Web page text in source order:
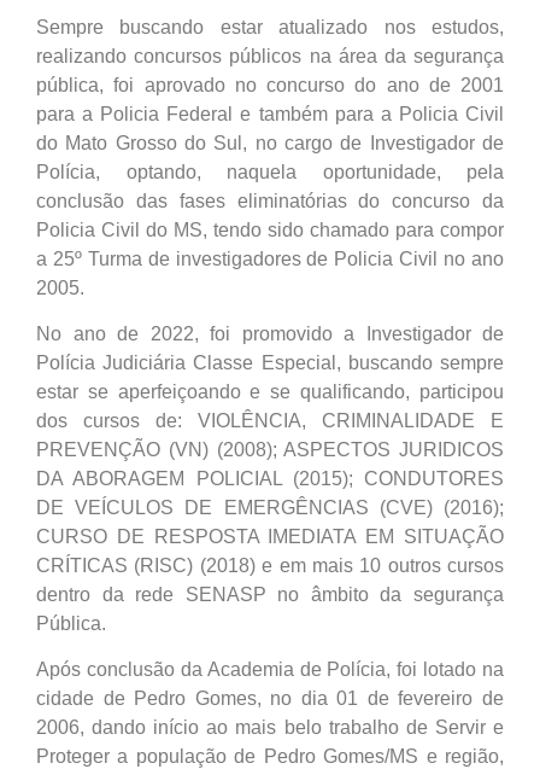
Sempre buscando estar atualizado nos estudos,
realizando concursos públicos na área da segurança
pública, foi aprovado no concurso do ano de 2001
para a Policia Federal e também para a Policia Civil
do Mato Grosso do Sul, no cargo de Investigador de
Polícia, optando, naquela oportunidade, pela
conclusão das fases eliminatórias do concurso da
Policia Civil do MS, tendo sido chamado para compor
a 25º Turma de investigadores de Policia Civil no ano
2005.
No ano de 2022, foi promovido a Investigador de
Polícia Judiciária Classe Especial, buscando sempre
estar se aperfeiçoando e se qualificando, participou
dos cursos de: VIOLÊNCIA, CRIMINALIDADE E
PREVENÇÃO (VN) (2008); ASPECTOS JURIDICOS
DA ABORAGEM POLICIAL (2015); CONDUTORES
DE VEÍCULOS DE EMERGÊNCIAS (CVE) (2016);
CURSO DE RESPOSTA IMEDIATA EM SITUAÇÃO
CRÍTICAS (RISC) (2018) e em mais 10 outros cursos
dentro da rede SENASP no âmbito da segurança
Pública.
Após conclusão da Academia de Polícia, foi lotado na
cidade de Pedro Gomes, no dia 01 de fevereiro de
2006, dando início ao mais belo trabalho de Servir e
Proteger a população de Pedro Gomes/MS e região,